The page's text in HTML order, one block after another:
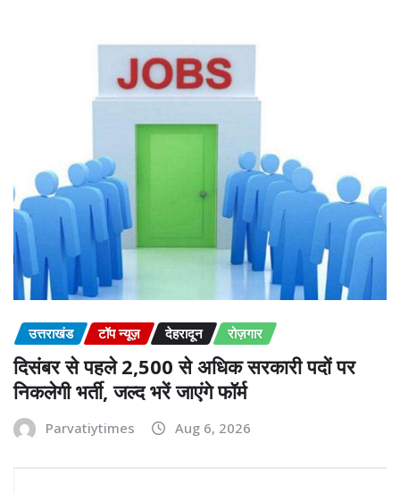
उत्तराखंड टॉप न्यूज़ देहरादून रोज़गार
दिसंबर से पहले 2,500 से अधिक सरकारी पदों पर
निकलेगी भर्ती, जल्द भरें जाएंगे फॉर्म
Parvatiytimes Aug 6, 2026